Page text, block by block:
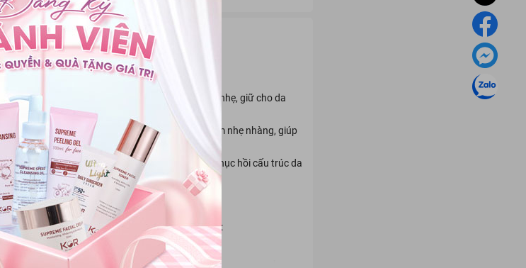
sạch sâu mọi bụi bẩn và dầu thừa một cách dịu nhẹ, giữ cho da
giúp cân bằng độ pH, làm dịu da tức thì và cấp ẩm nhẹ nhàng, giúp
dưỡng chất chuyên sâu giúp cấp ẩm đa tầng, phục hồi cấu trúc da
siêu giá trị để nâng tầm quy trình chăm sóc da:
ẩm sâu hoặc Cica B5 phục hồi da).